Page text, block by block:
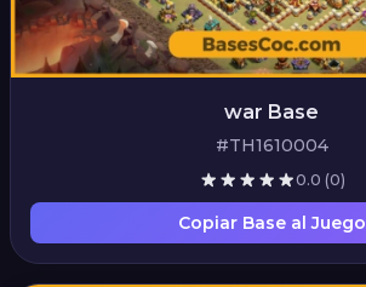
war Base
#TH1610004
0.0 (0)
Copiar Base al Juego